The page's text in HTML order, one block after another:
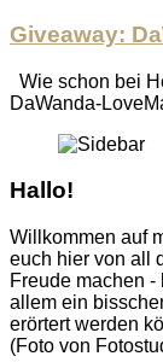
Giveaway:
Wie schon bei
DaWanda-
Hallo!
Willkommen auf
euch hier von all
Freude machen
allem ein
erörtert werden
(Foto von